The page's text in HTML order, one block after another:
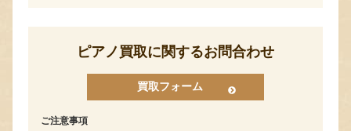
ピアノ買取に関するお問合わせ
買取フォーム
ご注意事項